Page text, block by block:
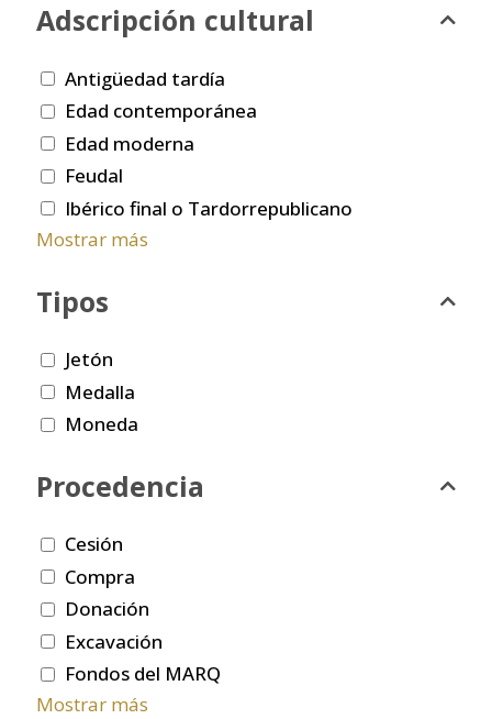
Adscripción cultural
Antigüedad tardía
Edad contemporánea
Edad moderna
Feudal
Ibérico final o Tardorrepublicano
Mostrar más
Tipos
Jetón
Medalla
Moneda
Procedencia
Cesión
Compra
Donación
Excavación
Fondos del MARQ
Mostrar más